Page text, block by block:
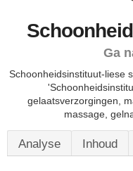
Ga
Schoonheidsinstituut-liese
gelaatsverzorgingen,
massage,
Analyse Inhoud